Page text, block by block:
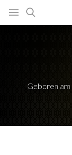
Geboren am